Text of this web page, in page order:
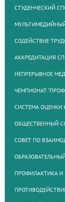
СТУДЕНЧЕСКИЙ
СОДЕЙСТВИЕ
АККРЕДИТАЦИЯ
НЕПРЕРЫВНОЕ
ЧЕМПИОНАТ
СИСТЕМА ОЦЕНКИ
ОБЩЕСТВЕННЫЙ
СОВЕТ ПО
ПРОФИЛАКТИКА И